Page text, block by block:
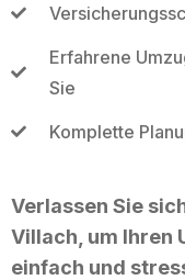
Erfahrene
Sie
Komplette
Verlassen Sie
Villach, um Ihren
einfach und